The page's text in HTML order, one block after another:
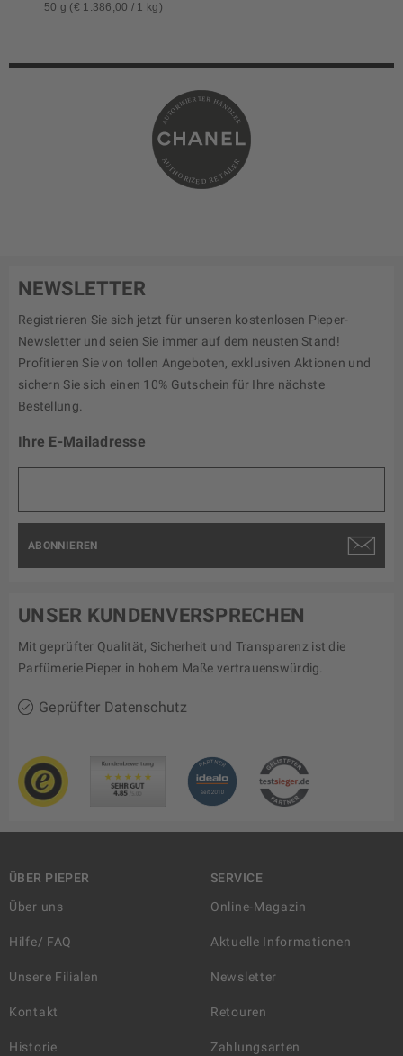
50 g (€ 1.386,00 / 1 kg)
NEWSLETTER
Registrieren Sie sich jetzt für unseren kostenlosen Pieper-
Newsletter und seien Sie immer auf dem neusten Stand!
Profitieren Sie von tollen Angeboten, exklusiven Aktionen und
sichern Sie sich einen 10% Gutschein für Ihre nächste
Bestellung.
Ihre E-Mailadresse
ABONNIEREN
UNSER KUNDENVERSPRECHEN
Mit geprüfter Qualität, Sicherheit und Transparenz ist die
Parfümerie Pieper in hohem Maße vertrauenswürdig.
Geprüfter Datenschutz
ÜBER PIEPER
Über uns
Hilfe/ FAQ
Unsere Filialen
Kontakt
Historie
SERVICE
Online-Magazin
Aktuelle Informationen
Newsletter
Retouren
Zahlungsarten